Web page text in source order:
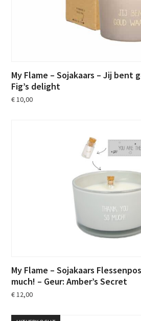
My Flame – Sojakaars – Jij bent
Fig’s delight
€10,00
My Flame – Sojakaars
much! – Geur: Amber’s Secret
€12,00